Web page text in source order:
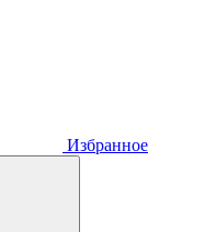
Избранное